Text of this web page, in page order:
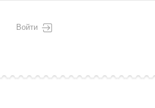
Войти